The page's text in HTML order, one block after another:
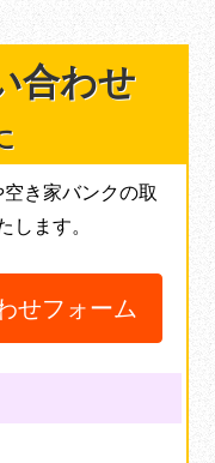
合わせ
き家バンクの取
します。
せフォーム